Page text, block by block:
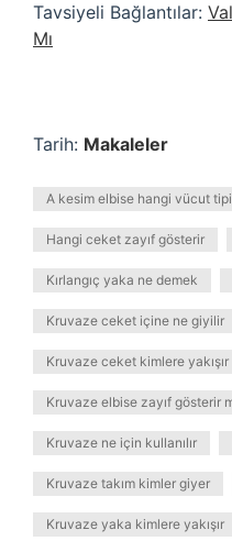
Tavsiyeli Bağlantılar:
Mı
Tarih: Makaleler
A kesim elbise hangi vücut
Hangi ceket zayıf gösterir
Kırlangıç yaka ne demek
Kruvaze ceket içine ne giyilir
Kruvaze ceket kimlere yakışır
Kruvaze elbise zayıf gösterir
Kruvaze ne için kullanılır
Kruvaze takım kimler giyer
Kruvaze yaka kimlere yakışır